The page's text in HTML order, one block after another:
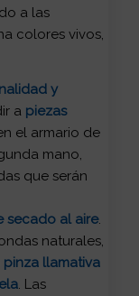
a las
colores vivos,
y
a piezas
el armario de
mano,
que serán
secado al aire.
naturales,
pinza llamativa
. Las